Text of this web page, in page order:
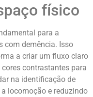
físico
para a
com demência. Isso
a criar um fluxo claro
contrastantes para
na identificação de
locomoção e reduzindo